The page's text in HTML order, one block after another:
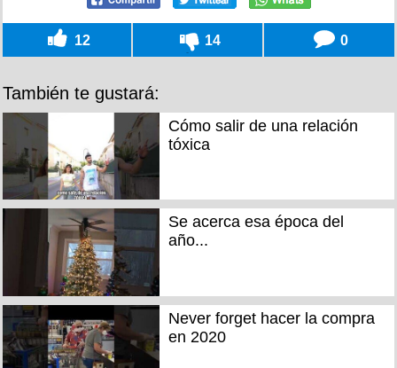
12 14 0
También te gustará:
Cómo salir de una relación
tóxica
Se acerca esa época del
año...
Never forget hacer la compra
en 2020